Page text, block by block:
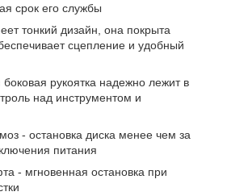
срок его службы
тонкий дизайн, она покрыта
сцепление и удобный
рукоятка надежно лежит в
над инструментом и
- остановка диска менее чем за
питания
- мгновенная остановка при